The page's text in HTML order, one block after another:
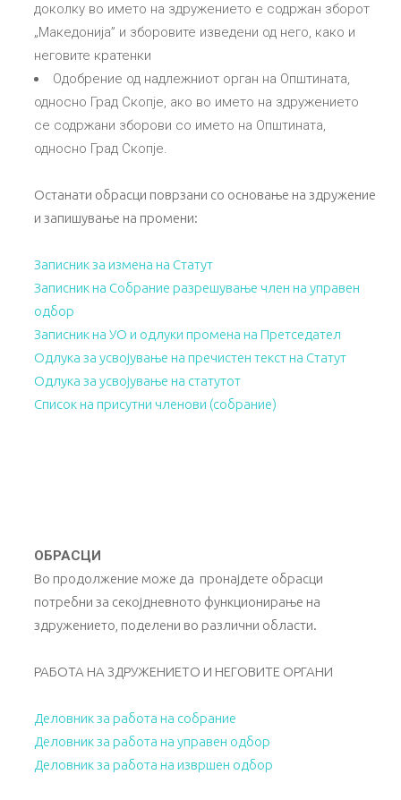
доколку во името на здружението е содржан зборот
„Македонија” и зборовите изведени од него, како и
неговите кратенки
Одобрение од надлежниот орган на Општината,
односно Град Скопје, ако во името на здружението
се содржани зборови со името на Општината,
односно Град Скопје.
Останати обрасци поврзани со основање на здружение
и запишување на промени:
Записник за измена на Статут
Записник на Собрание разрешување член на управен
одбор
Записник на УО и одлуки промена на Претседател
Одлука за усвојување на пречистен текст на Статут
Одлука за усвојување на статутот
Список на присутни членови (собрание)
ОБРАСЦИ
Во продолжение може да пронајдете обрасци
потребни за секојдневното функционирање на
здружението, поделени во различни области.
РАБОТА НА ЗДРУЖЕНИЕТО И НЕГОВИТЕ ОРГАНИ
Деловник за работа на собрание
Деловник за работа на управен одбор
Деловник за работа на извршен одбор